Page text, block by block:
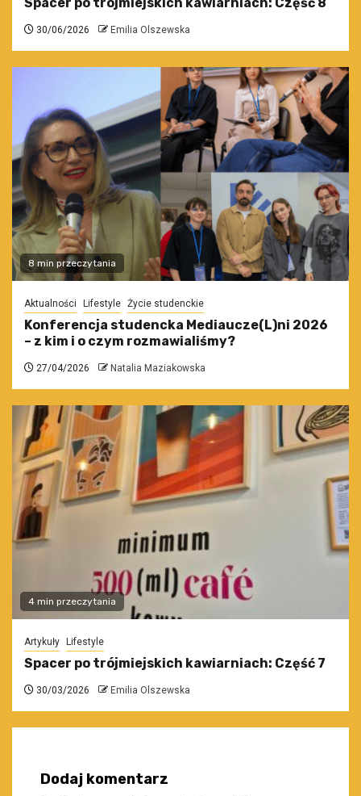
Spacer po trójmiejskich kawiarniach: Część 8
30/06/2026 Emilia Olszewska
8 min przeczytania
Aktualności Lifestyle Życie studenckie
Konferencja studencka Mediaucze(L)ni 2026
– z kim i o czym rozmawialiśmy?
27/04/2026 Natalia Maziakowska
4 min przeczytania
Artykuły Lifestyle
Spacer po trójmiejskich kawiarniach: Część 7
30/03/2026 Emilia Olszewska
Dodaj komentarz